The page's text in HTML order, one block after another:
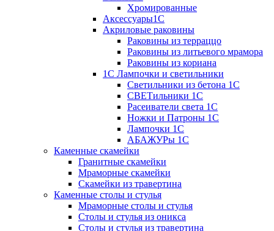
Хромированные
Аксессуары1С
Акриловые раковины
Раковины из терраццо
Раковины из литьевого мрамора
Раковины из кориана
1С Лампочки и светильники
Светильники из бетона 1С
СВЕТильники 1С
Расеиватели света 1С
Ножки и Патроны 1С
Лампочки 1С
АБАЖУРы 1С
Каменные скамейки
Гранитные скамейки
Мраморные скамейки
Скамейки из травертина
Каменные столы и стулья
Мраморные столы и стулья
Столы и стулья из оникса
Столы и стулья из травертина